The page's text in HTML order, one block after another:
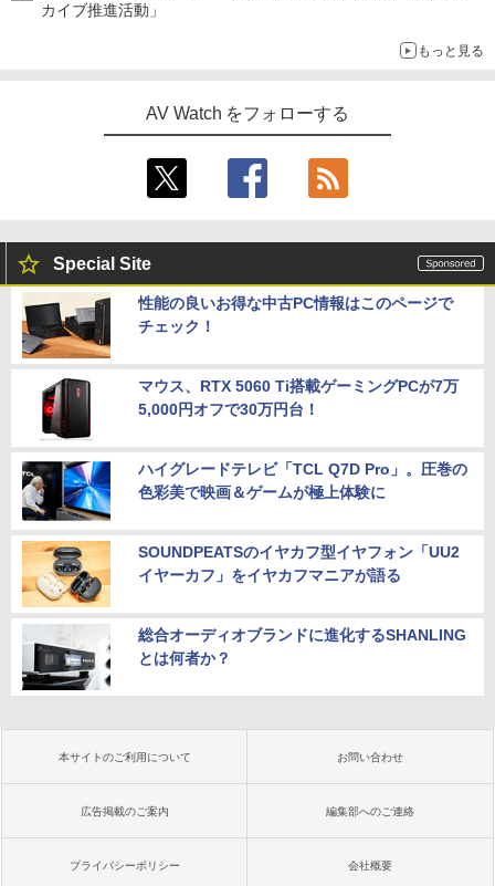
カイブ推進活動」
もっと見る
AV Watch をフォローする
Special Site
性能の良いお得な中古PC情報はこのページで
チェック！
マウス、RTX 5060 Ti搭載ゲーミングPCが7万
5,000円オフで30万円台！
ハイグレードテレビ「TCL Q7D Pro」。圧巻の
色彩美で映画＆ゲームが極上体験に
SOUNDPEATSのイヤカフ型イヤフォン「UU2
イヤーカフ」をイヤカフマニアが語る
総合オーディオブランドに進化するSHANLING
とは何者か？
本サイトのご利用について お問い合わせ
広告掲載のご案内 編集部へのご連絡
プライバシーポリシー 会社概要